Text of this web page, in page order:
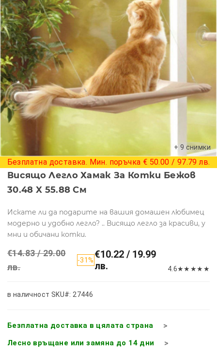
+ 9 снимки
Безплатна доставка. Мин. поръчка € 50.00 / 97.79 лв.
Висящо Легло Хамак За Котки Бежов
30.48 X 55.88 См
Искате ли да подарите на вашия домашен любимец
модерно и удобно легло? .. Висящо легло за красиви, у
мни и обичани котки.
€14.83 / 29.00
лв.
-31%€10.22 / 19.99
лв.
4.6★★ ★★ ★
в наличност SKU#: 27446
Безплатна доставка в цялата страна
Лесно връщане или замяна до 14 дни